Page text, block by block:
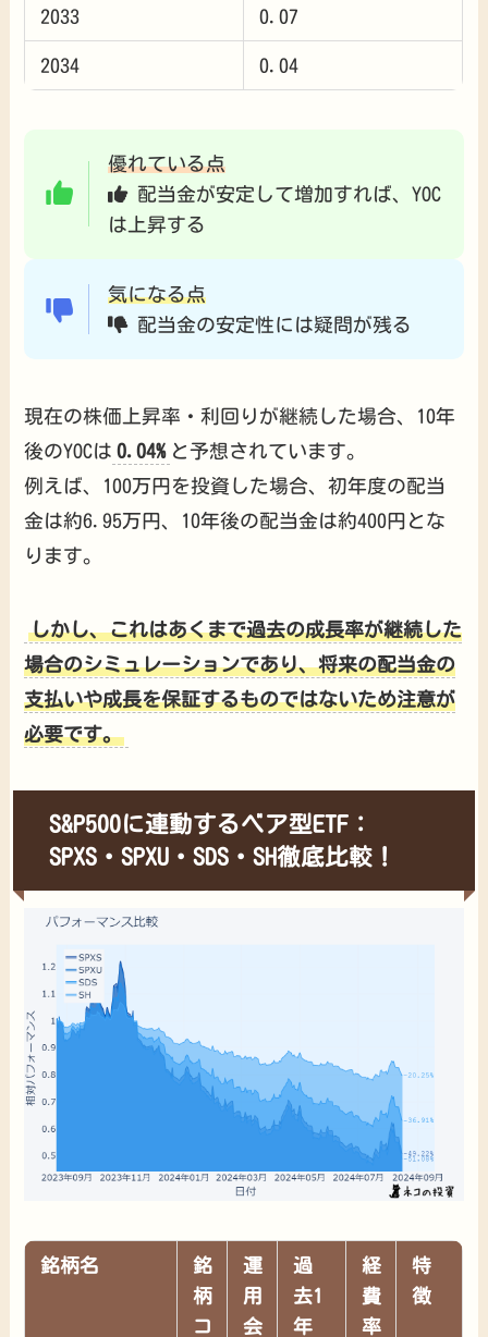
2033 0.07
2034 0.04
優れている点
配当金が安定して増加すれば、YOC
は上昇する
気になる点
配当金の安定性には疑問が残る
現在の株価上昇率・利回りが継続した場合、10年
後のYOCは 0.04% と予想されています。
例えば、100万円を投資した場合、初年度の配当
金は約6.95万円、10年後の配当金は約400円とな
ります。
しかし、これはあくまで過去の成長率が継続した
場合のシミュレーションであり、将来の配当金の
支払いや成長を保証するものではないため注意が
必要です。
S&P500に連動するベア型ETF：
SPXS・SPXU・SDS・SH徹底比較！
銘柄名
銘
柄
コ
運
用
会
過
去1
年
経
費
率
特
徴